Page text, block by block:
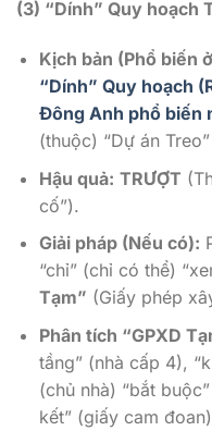
(3) “Dính” Quy hoạch
Kịch bản (Phổ biến
“Dính” Quy hoạch
Đông Anh phổ biến
(thuộc) “Dự án
Hậu quả: TRƯỢT
cố”).
Giải pháp (Nếu có):
“chỉ” (chỉ có thể)
Tạm” (Giấy phép
Phân tích “GPXD
tầng” (nhà cấp 4),
(chủ nhà) “bắt
kết” (giấy cam